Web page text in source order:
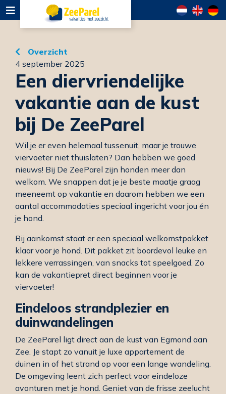
Overzicht
4 september 2025
Een diervriendelijke
vakantie aan de kust
bij De ZeeParel
Wil je er even helemaal tussenuit, maar je trouwe
viervoeter niet thuislaten? Dan hebben we goed
nieuws! Bij De ZeeParel zijn honden meer dan
welkom. We snappen dat je je beste maatje graag
meeneemt op vakantie en daarom hebben we een
aantal accommodaties speciaal ingericht voor jou én
je hond.
Bij aankomst staat er een speciaal welkomstpakket
klaar voor je hond. Dit pakket zit boordevol leuke en
lekkere verrassingen, van snacks tot speelgoed. Zo
kan de vakantiepret direct beginnen voor je
viervoeter!
Eindeloos strandplezier en
duinwandelingen
De ZeeParel ligt direct aan de kust van Egmond aan
Zee. Je stapt zo vanuit je luxe appartement de
duinen in of het strand op voor een lange wandeling.
De omgeving leent zich perfect voor eindeloze
avonturen met je hond. Geniet van de frisse zeelucht